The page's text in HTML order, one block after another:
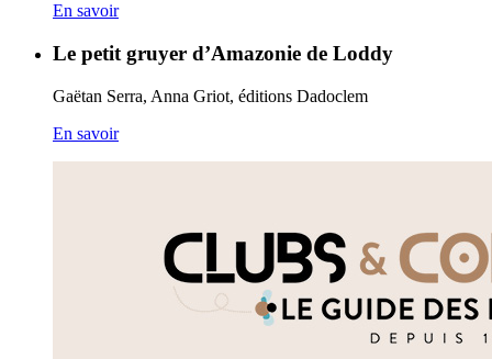
En savoir
Le petit gruyer d’Amazonie de Loddy
Gaëtan Serra, Anna Griot, éditions Dadoclem
En savoir